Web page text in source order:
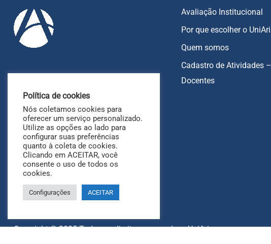
85 9213-7151
Av. Heráclito Graça, 826, Fortaleza - CE
Avaliação Institucional
Por que escolher o UniAri
Quem somos
Cadastro de Atividades –
Docentes
Copyright © 2025 Todos os direitos reservados - UniAri.
Política de cookies
Nós coletamos cookies para
oferecer um serviço personalizado.
Utilize as opções ao lado para
configurar suas preferências
quanto à coleta de cookies.
Clicando em ACEITAR, você
consente o uso de todos os
cookies.
Configurações ACEITAR